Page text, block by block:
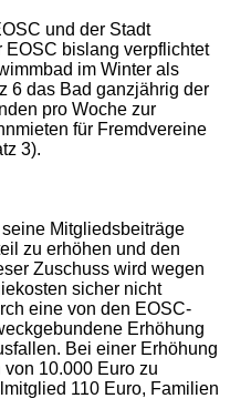
und der Stadt
EOSC bislang verpflichtet
im Winter als
6 das Bad ganzjährig der
pro Woche zur
für Fremdvereine
3).
Mitgliedsbeiträge
zu erhöhen und den
Zuschuss wird wegen
sicher nicht
eine von den EOSC-
Erhöhung
Bei einer Erhöhung
10.000 Euro zu
110 Euro, Familien